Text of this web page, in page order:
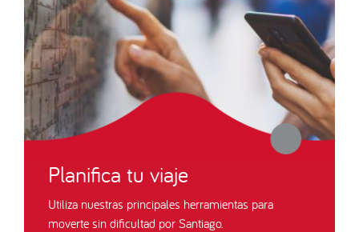
Planifica tu viaje
Utiliza nuestras principales herramientas para
moverte sin dificultad por Santiago.